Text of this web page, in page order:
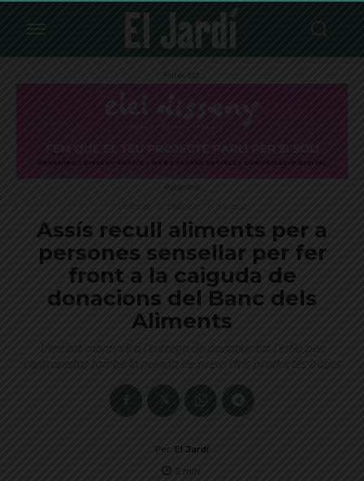
Publicitat
Publicitat
Assís recull aliments per a
persones sensellar per fer
front a la caiguda de
donacions del Banc dels
Aliments
L'entitat mantindrà l'entrega de donatius tot l'estiu per
contrarestar també la pujada de preus dels productes bàsics
Per El Jardí
2 min.